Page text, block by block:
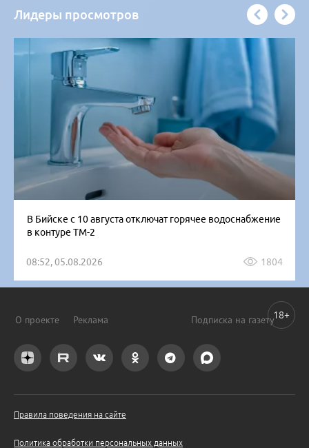
Лидеры просмотров
В Бийске с 10 августа отключат горячее водоснабжение
в контуре ТМ-2
08:52, 05.08.2026 1804
О проекте Реклама Подписка на газету
Правила поведения на сайте
Политика обработки персональных данных
18+